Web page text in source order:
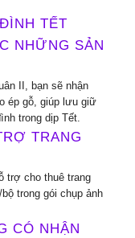
TẾT
NHỮNG SẢN
II, bạn sẽ nhận
ép gỗ, giúp lưu giữ
trong dịp Tết.
TRANG
trợ cho thuê trang
trong gói chụp ảnh
CÓ NHẬN